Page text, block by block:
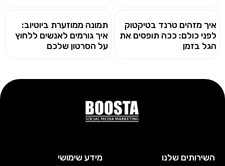
איך מזהים טרנד בטיקטוק
לפני כולם: ככה תופסים את
הגל בזמן
תמונה ממוזערת ביוטיוב:
איך גורמים לאנשים ללחוץ
על הסרטון שלכם
השירותים שלנו מידע שימושי